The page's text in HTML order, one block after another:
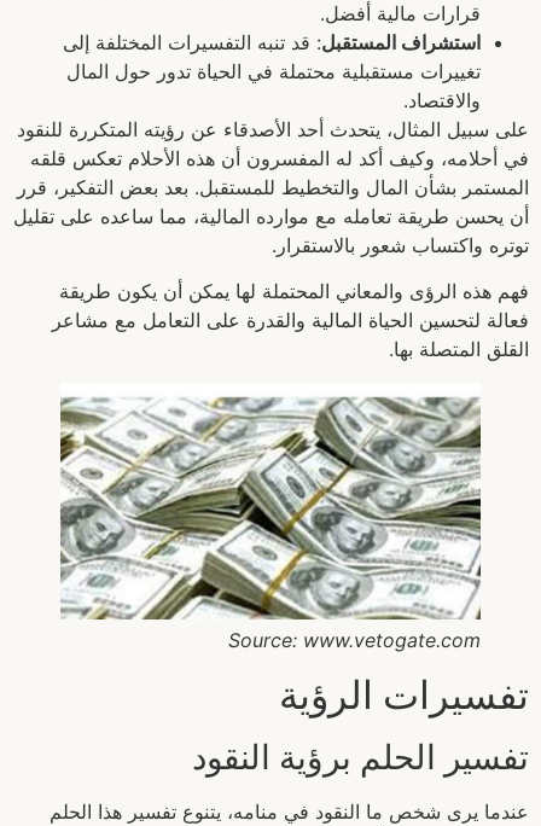
قرارات مالية أفضل.
استشراف المستقبل: قد تنبه التفسيرات المختلفة إلى
تغييرات مستقبلية محتملة في الحياة تدور حول المال
والاقتصاد.
على سبيل المثال، يتحدث أحد الأصدقاء عن رؤيته المتكررة للنقود
في أحلامه، وكيف أكد له المفسرون أن هذه الأحلام تعكس قلقه
المستمر بشأن المال والتخطيط للمستقبل. بعد بعض التفكير، قرر
أن يحسن طريقة تعامله مع موارده المالية، مما ساعده على تقليل
توتره واكتساب شعور بالاستقرار.
فهم هذه الرؤى والمعاني المحتملة لها يمكن أن يكون طريقة
فعالة لتحسين الحياة المالية والقدرة على التعامل مع مشاعر
القلق المتصلة بها.
Source: www.vetogate.com
تفسيرات الرؤية
تفسير الحلم برؤية النقود
عندما يرى شخص ما النقود في منامه، يتنوع تفسير هذا الحلم